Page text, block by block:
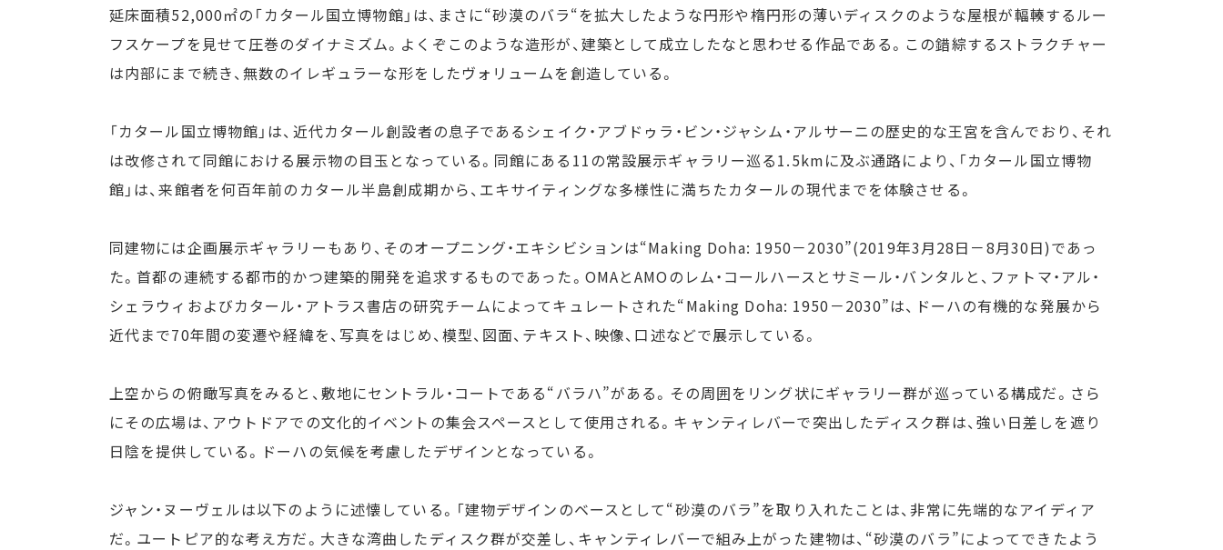
延床面積52,000㎡の「カタール国立博物館」は、まさに“砂漠のバラ“を拡大したような円形や楕円形の薄いディスクのような屋根が輻輳するルー
フスケープを見せて圧巻のダイナミズム。よくぞこのような造形が、建築として成立したなと思わせる作品である。この錯綜するストラクチャー
は内部にまで続き、無数のイレギュラーな形をしたヴォリュームを創造している。
「カタール国立博物館」は、近代カタール創設者の息子であるシェイク・アブドゥラ・ビン・ジャシム・アルサーニの歴史的な王宮を含んでおり、それ
は改修されて同館における展示物の目玉となっている。同館にある11の常設展示ギャラリー巡る1.5kmに及ぶ通路により、「カタール国立博物
館」は、来館者を何百年前のカタール半島創成期から、エキサイティングな多様性に満ちたカタールの現代までを体験させる。
同建物には企画展示ギャラリーもあり、そのオープニング・エキシビションは“Making Doha: 1950－2030”(2019年3月28日－8月30日)であっ
た。首都の連続する都市的かつ建築的開発を追求するものであった。OMAとAMOのレム・コールハースとサミール・バンタルと、ファトマ・アル・
シェラウィおよびカタール・アトラス書店の研究チームによってキュレートされた“Making Doha: 1950－2030”は、ドーハの有機的な発展から
近代まで70年間の変遷や経緯を、写真をはじめ、模型、図面、テキスト、映像、口述などで展示している。
上空からの俯瞰写真をみると、敷地にセントラル・コートである“バラハ”がある。その周囲をリング状にギャラリー群が巡っている構成だ。さら
にその広場は、アウトドアでの文化的イベントの集会スペースとして使用される。キャンティレバーで突出したディスク群は、強い日差しを遮り
日陰を提供している。ドーハの気候を考慮したデザインとなっている。
ジャン・ヌーヴェルは以下のように述懐している。「建物デザインのベースとして“砂漠のバラ”を取り入れたことは、非常に先端的なアイディア
だ。ユートピア的な考え方だ。大きな湾曲したディスク群が交差し、キャンティレバーで組み上がった建物は、“砂漠のバラ”によってできたよう